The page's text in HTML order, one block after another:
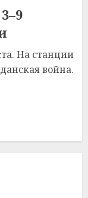
На станции
война.